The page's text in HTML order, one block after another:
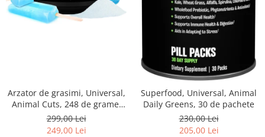
Arzator de grasimi, Universal,
Animal Cuts, 248 de grame,
pudra
299,00 Lei
249,00 Lei
Superfood, Universal, Animal
Daily Greens, 30 de pachete
230,00 Lei
205,00 Lei